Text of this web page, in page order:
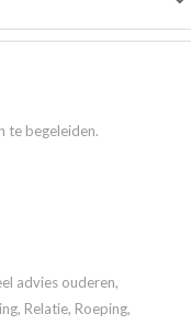
te begeleiden.
advies ouderen,
Relatie, Roeping,